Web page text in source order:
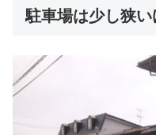
駐車場は少し狭